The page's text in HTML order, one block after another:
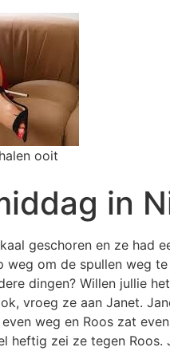
ooit
in
geschoren en ze had
weg om de spullen weg
dingen? Willen jullie
vroeg ze aan Janet.
weg en Roos zat
heftig zei ze tegen